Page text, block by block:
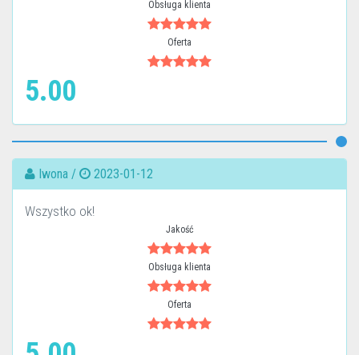
Obsługa klienta
Oferta
5.00
Iwona / 2023-01-12
Wszystko ok!
Jakość
Obsługa klienta
Oferta